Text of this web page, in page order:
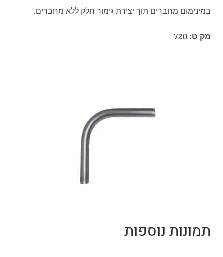
במינימום מחברים תוך יצירת גימור חלק ללא מחברים.
מק"ט: 720
תמונות נוספות